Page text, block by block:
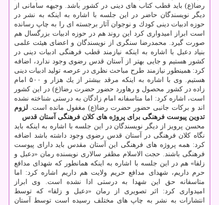
رضا(ع) باید قطب كتاب های دینی در كشور باشد. وجیهه سامانی از
دیگر نویسندگان حاضر در این جلسه با اشاره به اینكه به نشر در
حوزه ادبیات دینی كودك و نوجوان آثار برجسته ای را به چاپ رسانده
است ابراز امیدواری كرد این روند هم در حوزه ادبیات بزرگسال هم
صورت گیرد. محمدرضا سنگری از نویسندگان و اعضای هیئت علمی
بنیاد دعبل با اشاره به اینكه نیازمند قطب فرهنگی ادبیات دینی در
كشور هستیم و جایی بهتر از آستان قدس رضوی وجود ندارد، اضافه
كرد: همینطور نیازمند طرح مباحث نظری در عرصه تولید ادبیات دینی
هستیم. وی با اشاره به اینكه مرقد بیشتر از یك هزار و ۵۰۰ امام
زاده در كشور محصول و رهاورد حضور حضرت رضا(ع) در این كشور
است، اشاره كرد: اما متاسفانه امام زادگان به درستی شناخته نشده
اند و بركات جانبی حضور حضرت رضا(ع) مغفول مانده است. لزوم
تدوین پیوست فرهنگی برای پروژه های كلان فرهنگی آستان قدس
محسن پرویز از دیگر نویسندگان در این جلسه با اشاره به اینكه باید
نگاه كلان فرهنگی در آستان قدس رضوی وجود داشته باشد اضافه
كرد: همه پروژه های فرهنگی این آستان مقدس باید دارای پیوست
فرهنگی باشند. حجت الاسلام مظفر سالاری نویسنده رمان «دعبل و
زلفا» هم در این جلسه با اشاره به اینكه همانطور كه شهدای مدافع
حرم داریم، شهدای مدافع حریم ولایت هم داریم اشاره كرد: اما
متاسفانه حق این شهدا به درستی ادا نشده است. وی ابراز
امیدواری كرد: اثر تصویری از رمان «دعبل و زلفا» كه توسط
انتشارات به نشر به چاپ های مختلف رسیده است توسط آستان